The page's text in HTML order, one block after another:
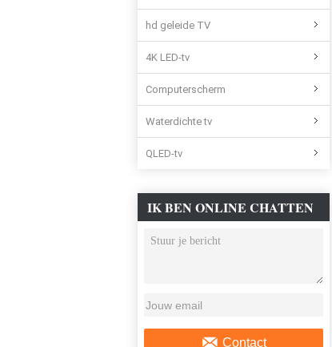
hd geleide TV
4K LED-tv
Computerscherm
Waterdichte tv
QLED-tv
IK BEN ONLINE CHATTEN
NU
Contact